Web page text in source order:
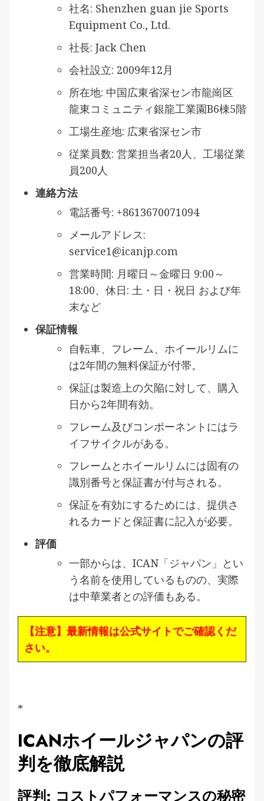
社名: Shenzhen guan jie Sports
Equipment Co., Ltd.
社長: Jack Chen
会社設立: 2009年12月
所在地: 中国広東省深セン市龍崗区
龍東コミュニティ銀龍工業園B6棟5階
工場生産地: 広東省深セン市
従業員数: 営業担当者20人、工場従業
員200人
連絡方法
電話番号: +8613670071094
メールアドレス:
service1@icanjp.com
営業時間: 月曜日～金曜日 9:00～
18:00、休日: 土・日・祝日 および年
末など
保証情報
自転車、フレーム、ホイールリムに
は2年間の無料保証が付帯。
保証は製造上の欠陥に対して、購入
日から2年間有効。
フレーム及びコンポーネントにはラ
イフサイクルがある。
フレームとホイールリムには固有の
識別番号と保証書が付与される。
保証を有効にするためには、提供さ
れるカードと保証書に記入が必要。
評価
一部からは、ICAN「ジャパン」とい
う名前を使用しているものの、実際
は中華業者との評価もある。
【注意】最新情報は公式サイトでご確認くだ
さい。
*
ICANホイールジャパンの評
判を徹底解説
評判: コストパフォーマンスの秘密